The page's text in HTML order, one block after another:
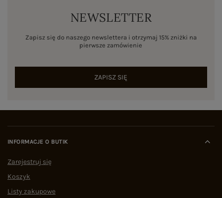
NEWSLETTER
Zapisz się do naszego newslettera i otrzymaj 15% zniżki na
pierwsze zamówienie
ZAPISZ SIĘ
INFORMACJE O BUTIK
Zarejestruj się
Koszyk
Listy zakupowe